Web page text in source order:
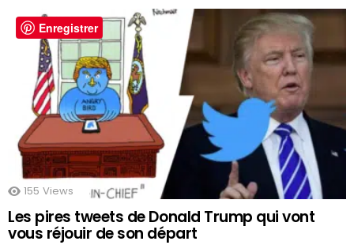
155 Views
Les pires tweets de Donald Trump qui vont
vous réjouir de son départ
Enregistrer